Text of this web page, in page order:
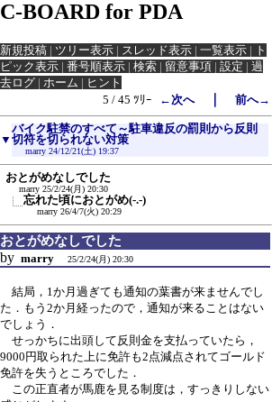
C-BOARD for PDA
新規投稿 | ツリー表示 | スレッド表示 | 一覧表示 | ト
ピック表示 | 番号順表示 | 検索 | 留意事項 | 設定 | 過
去ログ | ホーム | ヒント
5 / 45 ﾂﾘｰ
←次へ｜ 前へ→
▼
バイク駐禁のすべて～駐車違反の罰則から反則
切符を切られない対策
marry 24/12/21(土) 19:37
おとがめなしでした
marry 25/2/24(月) 20:30
忘れた頃におとがめ(-.-)
marry 26/4/7(火) 20:29
おとがめなしでした
by marry 25/2/24(月) 20:30
結局，1か月過ぎても通知の葉書が来ませんでし
た．もう2か月経ったので，通知が来ることはない
でしょう．
せっかちに出頭して反則金を支払っていたら，
9000円取られた上に免許も2点減点されてゴールド
免許を失うところでした．
この正直者が馬鹿を見る制度は，すっきりしない